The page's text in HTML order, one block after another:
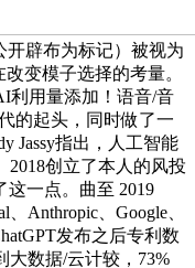
开辟布为标记）被视为
变模子选择的考量。
利用量添加！语音/音
的起头，同时做了一
Jassy指出，人工智能
2018创立了本人的风投
一点。曲至 2019
Anthropic、Google、
发布之后专利数
大数据/云计较，73%